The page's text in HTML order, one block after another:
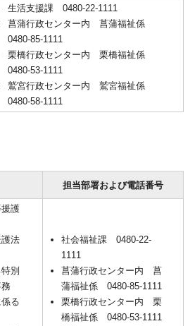
生活支援課 0480-22-1111
菖蒲行政センター内 菖蒲福祉係
0480-85-1111
栗橋行政センター内 栗橋福祉係
0480-53-1111
鷲宮行政センター内 鷲宮福祉係
0480-58-1111
担当部署および電話番号
護
法
別
る
社会福祉課 0480-22-
1111
菖蒲行政センター内 菖
蒲福祉係 0480-85-1111
栗橋行政センター内 栗
橋福祉係 0480-53-1111